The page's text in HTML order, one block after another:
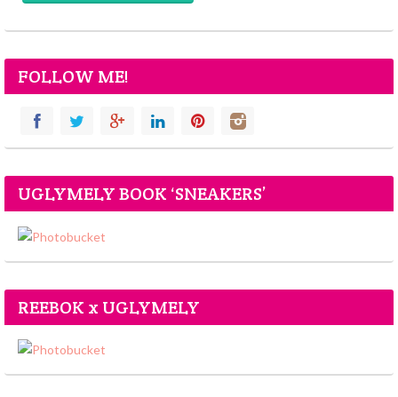
FOLLOW ME!
UGLYMELY BOOK ‘SNEAKERS’
REEBOK x UGLYMELY